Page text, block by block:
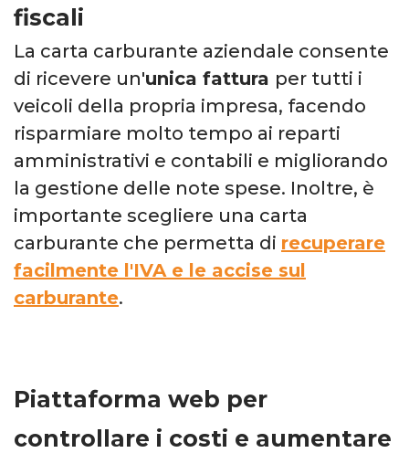
fiscali
La carta carburante aziendale consente
di ricevere un'unica fattura per tutti i
veicoli della propria impresa, facendo
risparmiare molto tempo ai reparti
amministrativi e contabili e migliorando
la gestione delle note spese. Inoltre, è
importante scegliere una carta
carburante che permetta di recuperare
facilmente l'IVA e le accise sul
carburante.
Piattaforma web per
controllare i costi e aumentare